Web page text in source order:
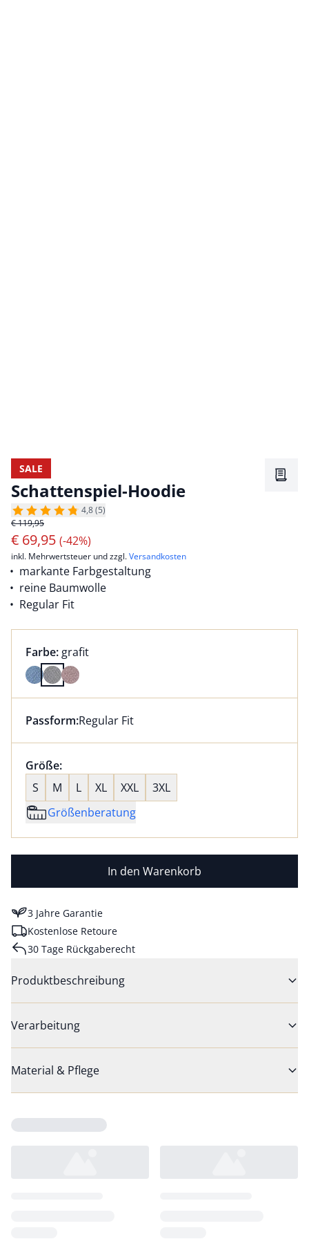
SALE
Schattenspiel-Hoodie
4,8 (5)
€ 119,95
€ 69,95 (-42%)
inkl. Mehrwertsteuer und zzgl.Versandkosten
markante Farbgestaltung
reine Baumwolle
Regular Fit
Farbauswahl:
Farbe: aktuell ausgewählt:
grafit
Farbe grafit ausgewählt
Dieser Artikel hat die Passform Regular Fit. für
Passform:Regular Fit
Größenauswahl:
Größe:nichts ausgewählt
S
M L XL XXL
3XL
Größenberatung
In den Warenkorb
3 Jahre Garantie
Kostenlose Retoure
30 Tage Rückgaberecht
Produktbeschreibung
Verarbeitung
Material & Pflege